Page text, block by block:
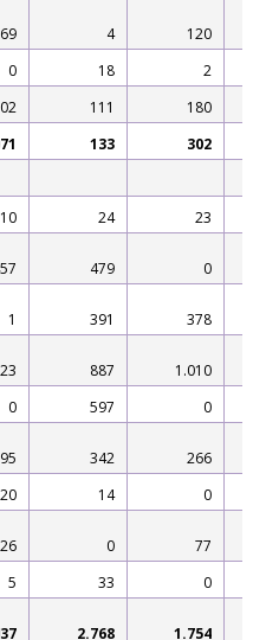
4 120
0 18 2
111 180
133 302
24
23
479
0
1 391
378
887
1.010
0 597
0
342
266
20 14
0
0
77
5 33
0
2.768 1.754